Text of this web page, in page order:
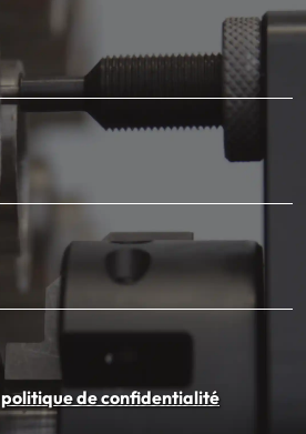
politique de confidentialité